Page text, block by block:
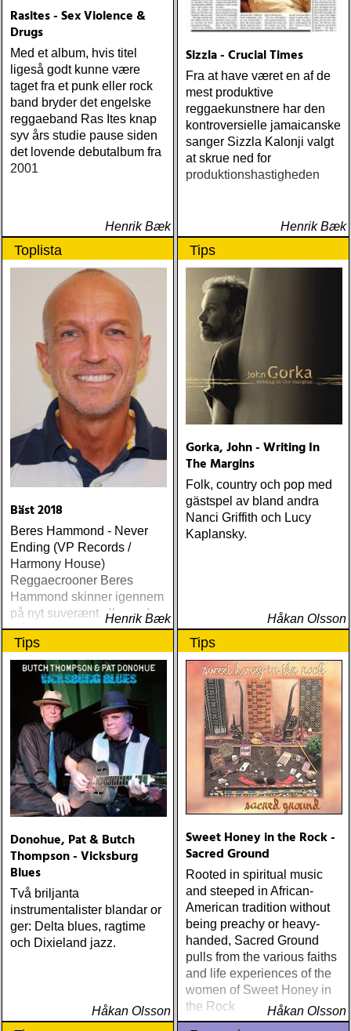
true love cast out all evil
(anti-) steve poltz :
dreamhouse (seedling)
Rasites - Sex Violence &
Drugs
Med et album, hvis titel
ligeså godt kunne være
taget fra et punk eller rock
band bryder det engelske
reggaeband Ras Ites knap
syv års studie pause siden
det lovende debutalbum fra
2001
Henrik Bæk
Sizzla - Crucial Times
Fra at have været en af de
mest produktive
reggaekunstnere har den
kontroversielle jamaicanske
sanger Sizzla Kalonji valgt
at skrue ned for
produktionshastigheden
Henrik Bæk
Toplista
Bäst 2018
Beres Hammond - Never
Ending (VP Records /
Harmony House)
Reggaecrooner Beres
Hammond skinner igennem
på nyt suverænt album, der
måske er hans bedste
gennem tiderne
Henrik Bæk
Tips
Gorka, John - Writing In
The Margins
Folk, country och pop med
gästspel av bland andra
Nanci Griffith och Lucy
Kaplansky.
Håkan Olsson
Tips
Donohue, Pat & Butch
Thompson - Vicksburg
Blues
Två briljanta
instrumentalister blandar or
ger: Delta blues, ragtime
och Dixieland jazz.
Håkan Olsson
Tips
Sweet Honey in the Rock -
Sacred Ground
Rooted in spiritual music
and steeped in African-
American tradition without
being preachy or heavy-
handed, Sacred Ground
pulls from the various faiths
and life experiences of the
women of Sweet Honey in
the Rock
Håkan Olsson